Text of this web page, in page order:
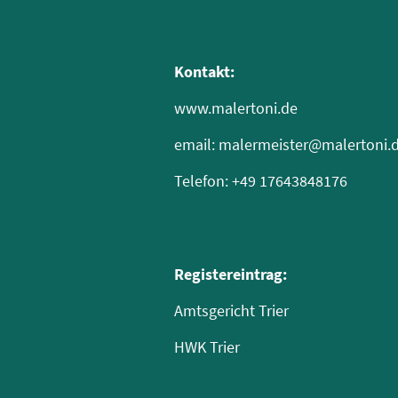
Kontakt:
www.malertoni.de
email:
Telefon: +49 17643848176
Registereintrag:
Amtsgericht Trier
HWK Trier